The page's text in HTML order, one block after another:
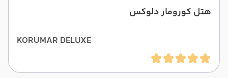
هتل کورومار دلوکس
KORUMAR DELUXE